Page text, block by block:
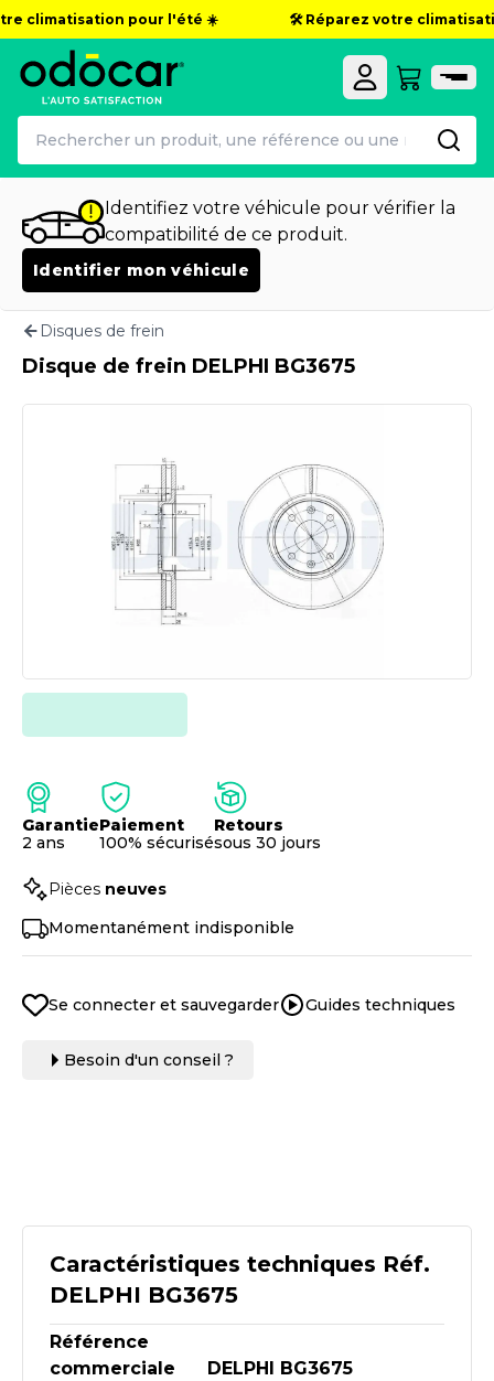
climatisation pour l'été ☀️ 🛠️ Réparez votre
Identifiez votre véhicule pour vérifier la
compatibilité de ce produit.
Identifier mon véhicule
Disques de frein
Caractéristiques techniques Réf.
DELPHI BG3675
Référence
commerciale
DELPHI BG3675
Disque de frein DELPHI BG3675
Garantie
2 ans
Paiement
100% sécurisé
Retours
sous 30 jours
Pièces neuves
Momentanément indisponible
Se connecter et sauvegarder Guides techniques
Besoin d'un conseil ?